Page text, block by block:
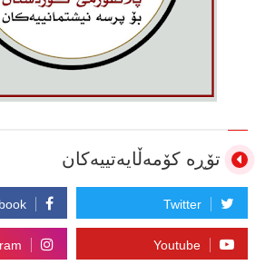
تۆڕە کۆمەڵایەتییەکان